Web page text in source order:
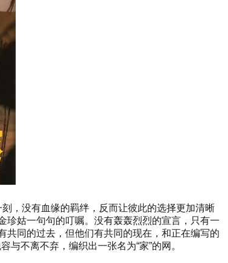
，没有血缘的羁绊，反而让彼此的选择更加清晰
姑一句句的叮嘱。没有轰轰烈烈的宣言，只有一
共同的过去，但他们有共同的现在，和正在编写的
不离不弃，编织出一张名为“家”的网。